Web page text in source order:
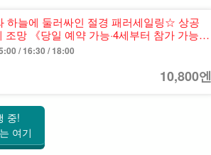
하늘에 둘러싸인 절경 패러세일링☆ 상공
망 《당일 예약 가능·4세부터 참가 가능》
/ 16:30 / 18:00
10,800엔
중!
여기